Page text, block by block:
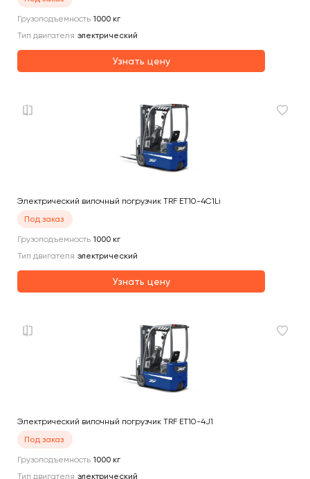
Грузоподъемность 1000 кг
Тип двигателя электрический
Узнать цену
Электрический вилочный погрузчик TRF ET10-4C1Li
Под заказ
Грузоподъемность 1000 кг
Тип двигателя электрический
Узнать цену
Электрический вилочный погрузчик TRF ET10-4J1
Под заказ
Грузоподъемность 1000 кг
Тип двигателя электрический